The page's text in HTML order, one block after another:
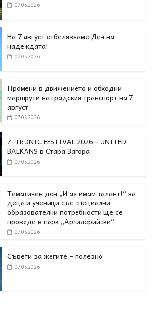
07.08.2026
На 7 август отбелязваме Ден на
надеждата!
07.08.2026
Промени в движението и обходни
маршрути на градския транспорт на 7
август
07.08.2026
Z-TRONIC FESTIVAL 2026 – UNITED
BALKANS в Стара Загора
07.08.2026
Тематичен ден „И аз имам талант!“ за
деца и ученици със специални
образователни потребности ще се
проведе в парк „Артилерийски“
07.08.2026
Съвети за жегите – полезно
07.08.2026